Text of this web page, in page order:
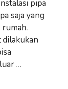
pipa
saja yang
dilakukan
…